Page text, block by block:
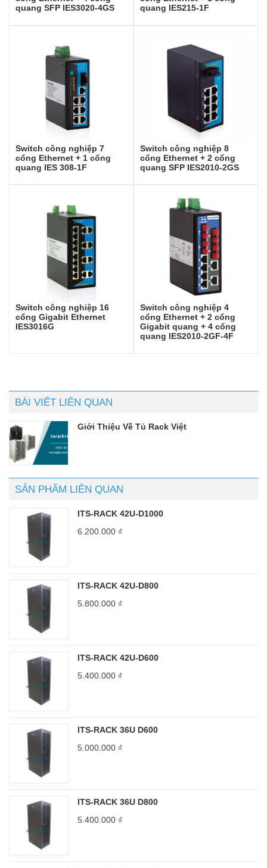
quang SFP IES3020-4GS
quang IES215-1F
Switch công nghiệp 7
cổng Ethernet + 1 cổng
quang IES 308-1F
Switch công nghiệp 8
cổng Ethernet + 2 cổng
quang SFP IES2010-2GS
Switch công nghiệp 16
cổng Gigabit Ethernet
IES3016G
Switch công nghiệp 4
cổng Ethernet + 2 cổng
Gigabit quang + 4 cổng
quang IES2010-2GF-4F
BÀI VIẾT LIÊN QUAN
Giới Thiệu Về Tủ Rack Việt
SẢN PHẨM LIÊN QUAN
ITS-RACK 42U-D1000
6.200.000 ₫
ITS-RACK 42U-D800
5.800.000 ₫
ITS-RACK 42U-D600
5.400.000 ₫
ITS-RACK 36U D600
5.000.000 ₫
ITS-RACK 36U D800
5.400.000 ₫